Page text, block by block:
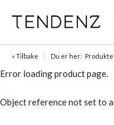
« Tilbake Du er her:
Error loading product page.
Object reference not set to